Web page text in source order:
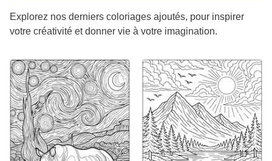
Explorez nos derniers coloriages ajoutés, pour inspirer
votre créativité et donner vie à votre imagination.